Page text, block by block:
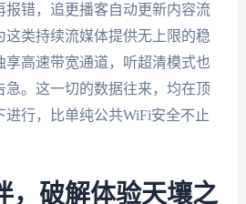
报错，追更播客自动更新内容流
这类持续流媒体提供无上限的稳
享高速带宽通道，听超清模式也
急。这一切的数据往来，均在顶
行，比单纯公共WiFi安全不止
，破解体验天壤之